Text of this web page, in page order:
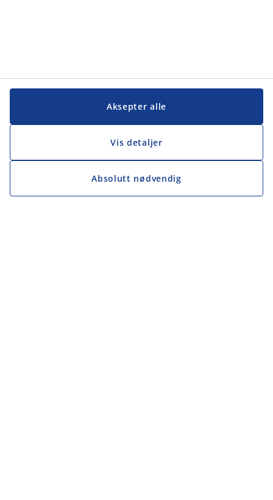
Aksepter alle
Vis detaljer
Absolutt nødvendig